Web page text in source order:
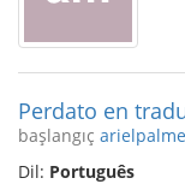
Perdato en
başlangıç
Dil: Português